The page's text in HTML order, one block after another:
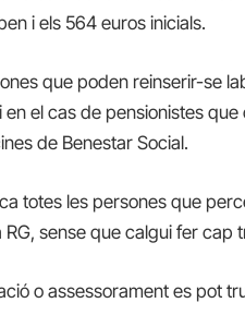
i els 564 euros inicials.
que poden reinserir-se
en el cas de pensionistes
de BenestarSocial.
totes les persones que
sense que calgui fer cap
o assessorament es pot